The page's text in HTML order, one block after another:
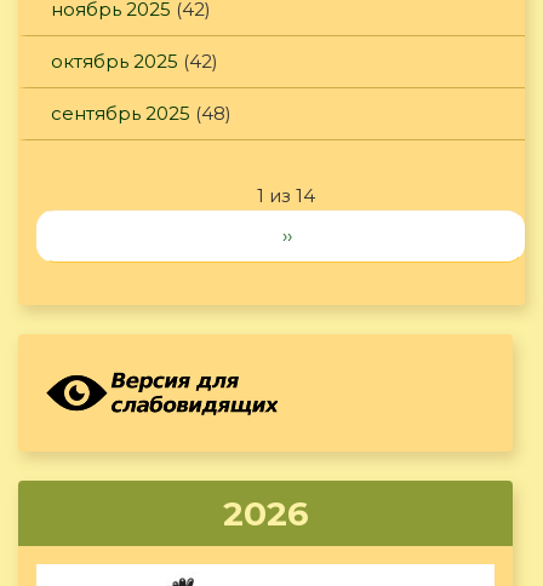
ноябрь 2025 (42)
октябрь 2025 (42)
сентябрь 2025 (48)
1 из 14
››
2026